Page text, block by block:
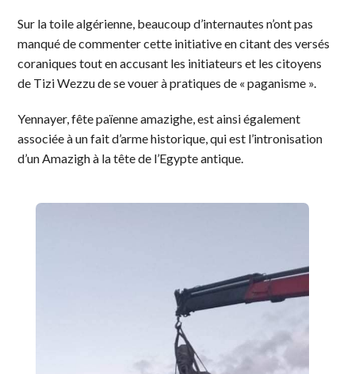
Sur la toile algérienne, beaucoup d’internautes n’ont pas
manqué de commenter cette initiative en citant des versés
coraniques tout en accusant les initiateurs et les citoyens
de Tizi Wezzu de se vouer à pratiques de « paganisme ».
Yennayer, fête païenne amazighe, est ainsi également
associée à un fait d’arme historique, qui est l’intronisation
d’un Amazigh à la tête de l’Egypte antique.